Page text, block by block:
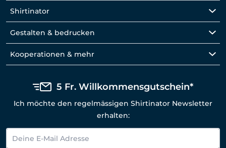
Shirtinator
Gestalten & bedrucken
Kooperationen & mehr
5 Fr. Willkommensgutschein*
Ich möchte den regelmässigen Shirtinator Newsletter
erhalten: